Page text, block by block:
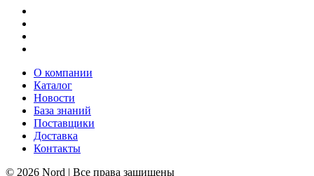
О компании
Каталог
Новости
База знаний
Поставщики
Доставка
Контакты
© 2026 Nord | Все права защищены